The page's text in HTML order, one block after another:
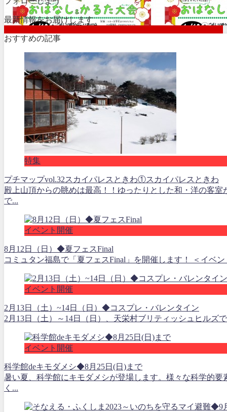
最新情報をお届けします
おすすめの記事
特集
プチマップvol.32スカイパレスときわ①スカイパレスときわ
殿上山頂からの眺めは最高！！ゆったりとした和・洋の客
で...
イベント開催
8月12日（日）◆夏フェスFinal
コミュタン福島で「夏フェスFinal」を開催します！ ＜イベ
イベント開催
2月13日（土）~14日（日）◆コスプレ・バレンタイン
2月13日（土）～14日（日）、天栄村ブリティッシュヒルズ
イベント開催
科学館deキモダメシ◆8月25日(日)まで
暑い夏、科学館にキモダメシが登場します。様々な科学的
く...